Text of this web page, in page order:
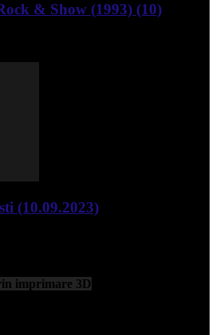
& Show (1993) (10)
(10.09.2023)
imprimare 3D